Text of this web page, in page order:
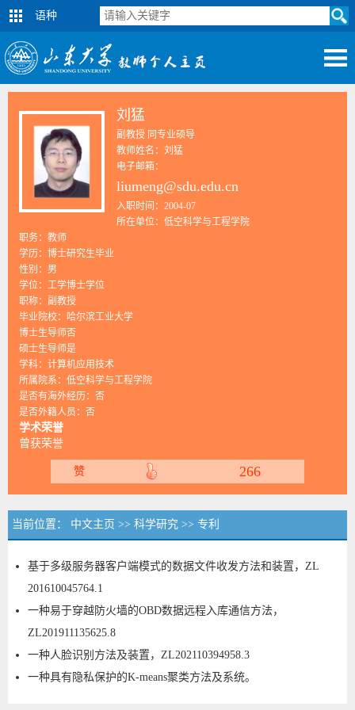
语种
刘猛
副教授 同专业硕导
教师姓名：刘猛
电子邮箱：
liumeng@sdu.edu.cn
入职时间：2004-07
所在单位：低空科学与工程学院
职务：教师
学历：博士研究生毕业
性别：男
学位：工学博士学位
职称：副教授
毕业院校：哈尔滨工业大学
博士生导师否
硕士生导师是
学科：计算机应用技术
所属院系：低空科学与工程学院
是否有海外经历：否
是否外籍人员：否
学术荣誉
曾获荣誉
赞 266
当前位置： 中文主页 >> 科学研究 >> 专利
基于多级服务器客户端模式的数据文件收发方法和装置，ZL
201610045764.1
一种易于穿越防火墙的OBD数据远程入库通信方法，
ZL201911135625.8
一种人脸识别方法及装置，ZL202110394958.3
一种具有隐私保护的K-means聚类方法及系统。